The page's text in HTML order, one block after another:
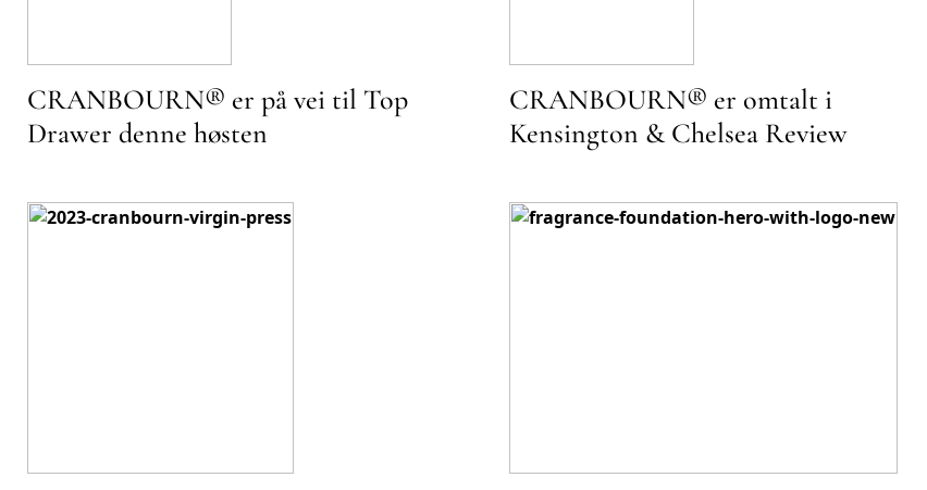
CRANBOURN® er på vei til Top
Drawer denne høsten
CRANBOURN® er omtalt i
Kensington & Chelsea Review